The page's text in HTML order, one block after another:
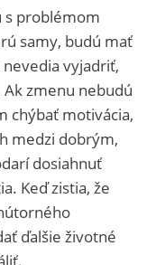
s problémom
samy, budú mať
vyjadriť,
zmenu nebudú
chýbať motivácia,
medzi dobrým,
dosiahnuť
Keď zistia, že
ďalšie životné